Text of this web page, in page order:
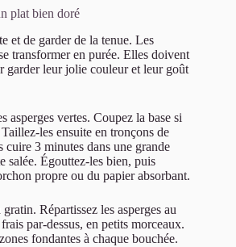
plat bien doré
et de garder de la tenue. Les
transformer en purée. Elles doivent
garder leur jolie couleur et leur goût
asperges vertes. Coupez la base si
les ensuite en tronçons de
cuire 3 minutes dans une grande
salée. Égouttez-les bien, puis
propre ou du papier absorbant.
Répartissez les asperges au
par-dessus, en petits morceaux.
fondantes à chaque bouchée.